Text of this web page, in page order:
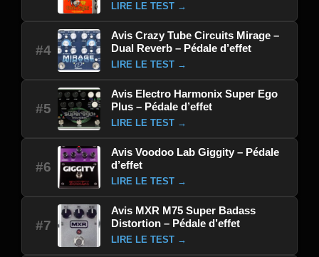
LIRE LE TEST →
#4
Avis Crazy Tube Circuits Mirage –
Dual Reverb – Pédale d’effet
LIRE LE TEST →
#5
Avis Electro Harmonix Super Ego
Plus – Pédale d’effet
LIRE LE TEST →
#6
Avis Voodoo Lab Giggity – Pédale
d’effet
LIRE LE TEST →
#7
Avis MXR M75 Super Badass
Distortion – Pédale d’effet
LIRE LE TEST →